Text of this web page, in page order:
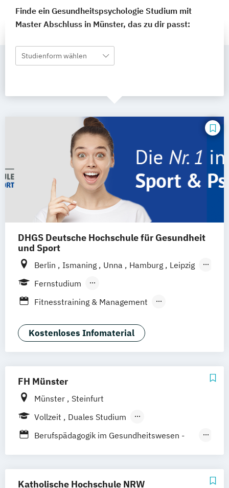
Finde ein Gesundheitspsychologie Studium mit
Master Abschluss in Münster, das zu dir passt:
Studienform wählen
DHGS Deutsche Hochschule für Gesundheit
und Sport
Berlin Ismaning Unna Hamburg
Leipzig
Köln
Frankfurt
Fernstudium
Berufsbegleitendes Präsenzstudium
Fitnesstraining & Management
Physician Assistant Physiotherapie
Positive Psychologie & Coaching
Trainingswissenschaft (versch.
Schwerpunkte)
Kostenloses Infomaterial
FH Münster
Münster
Steinfurt
Vollzeit
Duales Studium
Berufsbegleitendes Präsenzstudium
Berufspädagogik im Gesundheitswesen -
Fachrichtung Therapie
Katholische Hochschule NRW